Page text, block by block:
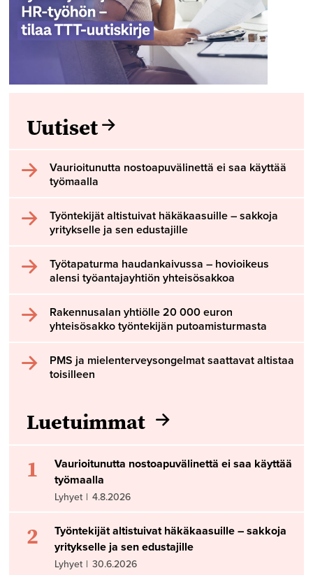
Uutiset
Vaurioitunutta nostoapuvälinettä ei saa käyttää
työmaalla
Työntekijät altistuivat häkäkaasuille – sakkoja
yritykselle ja sen edustajille
Työtapaturma haudankaivussa – hovioikeus
alensi työantajayhtiön yhteisösakkoa
Rakennusalan yhtiölle 20 000 euron
yhteisösakko työntekijän putoamisturmasta
PMS ja mielenterveysongelmat saattavat altistaa
toisilleen
Luetuimmat
1
Vaurioitunutta nostoapuvälinettä ei saa käyttää
työmaalla
Lyhyet | 4.8.2026
2
Työntekijät altistuivat häkäkaasuille – sakkoja
yritykselle ja sen edustajille
Lyhyet | 30.6.2026